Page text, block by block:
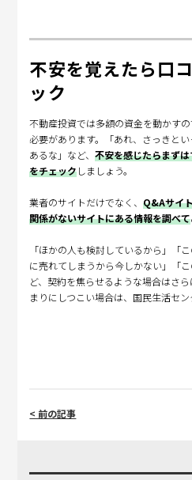
不安を覚えたら口
ック
不動産投資では多額の資金を動かす
必要があります。「あれ、さっきと
あるな」など、不安を感じたらまず
をチェックしましょう。
業者のサイトだけでなく、Q&Aサイ
関係がないサイトにある情報を調べて
「ほかの人も検討しているから」「
に売れてしまうから今しかない」「
ど、契約を焦らせるような場合はさ
まりにしつこい場合は、国民生活セン
< 前の記事